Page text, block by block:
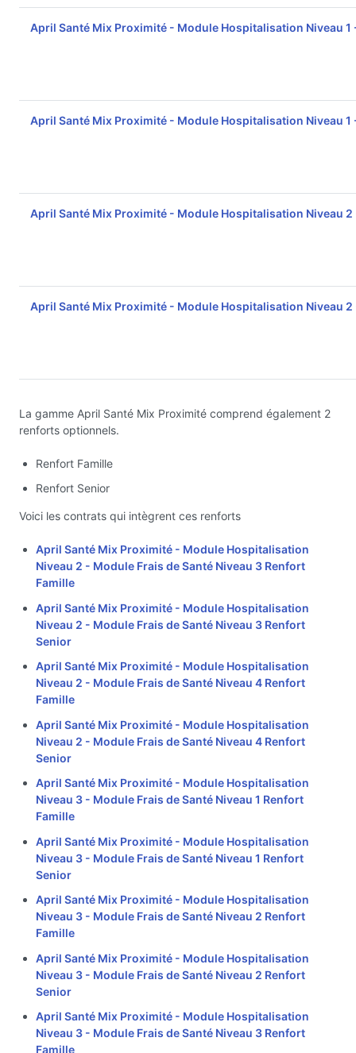
April Santé Mix Proximité - Module Hospitalisation Niveau 1
April Santé Mix Proximité - Module Hospitalisation Niveau 1
April Santé Mix Proximité - Module Hospitalisation Niveau 2
April Santé Mix Proximité - Module Hospitalisation Niveau 2
La gamme April Santé Mix Proximité comprend également 2
renforts optionnels.
Renfort Famille
Renfort Senior
Voici les contrats qui intègrent ces renforts
April Santé Mix Proximité - Module Hospitalisation
Niveau 2 - Module Frais de Santé Niveau 3 Renfort
Famille
April Santé Mix Proximité - Module Hospitalisation
Niveau 2 - Module Frais de Santé Niveau 3 Renfort
Senior
April Santé Mix Proximité - Module Hospitalisation
Niveau 2 - Module Frais de Santé Niveau 4 Renfort
Famille
April Santé Mix Proximité - Module Hospitalisation
Niveau 2 - Module Frais de Santé Niveau 4 Renfort
Senior
April Santé Mix Proximité - Module Hospitalisation
Niveau 3 - Module Frais de Santé Niveau 1 Renfort
Famille
April Santé Mix Proximité - Module Hospitalisation
Niveau 3 - Module Frais de Santé Niveau 1 Renfort
Senior
April Santé Mix Proximité - Module Hospitalisation
Niveau 3 - Module Frais de Santé Niveau 2 Renfort
Famille
April Santé Mix Proximité - Module Hospitalisation
Niveau 3 - Module Frais de Santé Niveau 2 Renfort
Senior
April Santé Mix Proximité - Module Hospitalisation
Niveau 3 - Module Frais de Santé Niveau 3 Renfort
Famille